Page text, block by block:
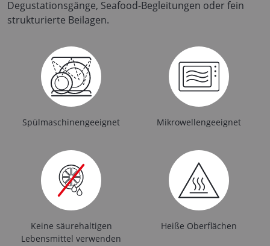
Degustationsgänge, Seafood-Begleitungen oder fein
strukturierte Beilagen.
Spülmaschinengeeignet Mikrowellengeeignet
Keine säurehaltigen
Lebensmittel verwenden
Heiße Oberflächen